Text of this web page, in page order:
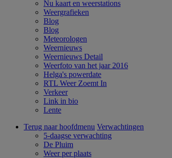
Nu kaart en weerstations
Weergrafieken
Blog
Blog
Meteorologen
Weernieuws
Weernieuws Detail
Weerfoto van het jaar 2016
Helga's powerdate
RTL Weer Zoemt In
Verkeer
Link in bio
Lente
Terug naar hoofdmenu Verwachtingen
5-daagse verwachting
De Pluim
Weer per plaats